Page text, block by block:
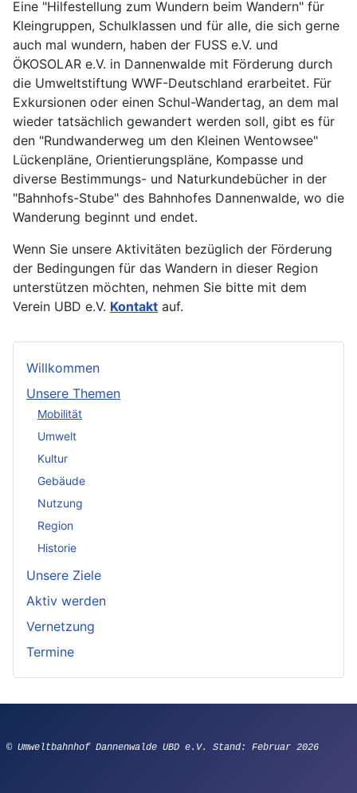
Willkommen
Unsere Themen
Mobilität
Umwelt
Kultur
Gebäude
Nutzung
Region
Historie
Unsere Ziele
Aktiv werden
Vernetzung
Termine
Eine "Hilfestellung zum Wundern beim Wandern" für
Kleingruppen, Schulklassen und für alle, die sich gerne
auch mal wundern, haben der FUSS e.V. und
ÖKOSOLAR e.V. in Dannenwalde mit Förderung durch
die Umweltstiftung WWF-Deutschland erarbeitet. Für
Exkursionen oder einen Schul-Wandertag, an dem mal
wieder tatsächlich gewandert werden soll, gibt es für
den "Rundwanderweg um den Kleinen Wentowsee"
Lückenpläne, Orientierungspläne, Kompasse und
diverse Bestimmungs- und Naturkundebücher in der
"Bahnhofs-Stube" des Bahnhofes Dannenwalde, wo die
Wanderung beginnt und endet.
Wenn Sie unsere Aktivitäten bezüglich der Förderung
der Bedingungen für das Wandern in dieser Region
unterstützen möchten, nehmen Sie bitte mit dem
Verein UBD e.V. Kontakt auf.
© Umweltbahnhof Dannenwalde UBD e.V. Stand: Februar 2026